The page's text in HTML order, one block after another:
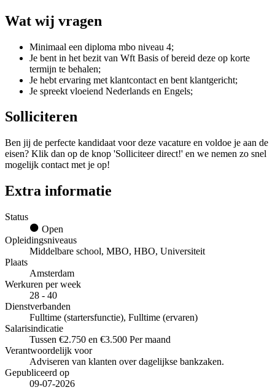
Wat wij vragen
Minimaal een diploma mbo niveau 4;
Je bent in het bezit van Wft Basis of bereid deze op korte
termijn te behalen;
Je hebt ervaring met klantcontact en bent klantgericht;
Je spreekt vloeiend Nederlands en Engels;
Solliciteren
Ben jij de perfecte kandidaat voor deze vacature en voldoe je aan de
eisen? Klik dan op de knop 'Solliciteer direct!' en we nemen zo snel
mogelijk contact met je op!
Extra informatie
Status
Open
Opleidingsniveaus
Middelbare school, MBO, HBO, Universiteit
Plaats
Amsterdam
Werkuren per week
28 - 40
Dienstverbanden
Fulltime (startersfunctie), Fulltime (ervaren)
Salarisindicatie
Tussen €2.750 en €3.500 Per maand
Verantwoordelijk voor
Adviseren van klanten over dagelijkse bankzaken.
Gepubliceerd op
09-07-2026